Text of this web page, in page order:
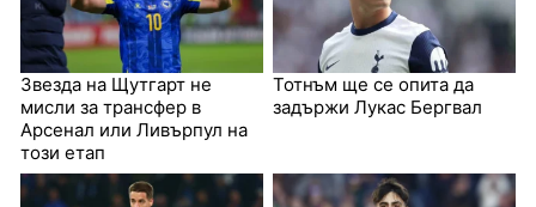
Звезда на Щутгарт не
мисли за трансфер в
Арсенал или Ливърпул на
този етап
Тотнъм ще се опита да
задържи Лукас Бергвал